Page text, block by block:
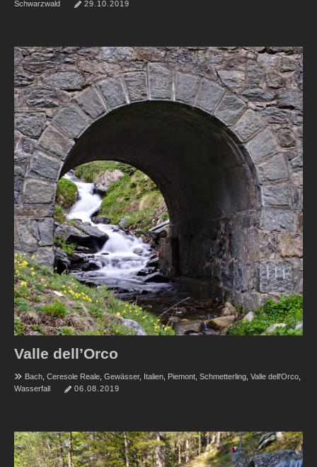
Schwarzwald
29.10.2019
Valle dell’Orco
Bach Ceresole Reale Gewässer, Italien Piemont Schmetterling Valle dell'Orco
Wasserfall
06.08.2019